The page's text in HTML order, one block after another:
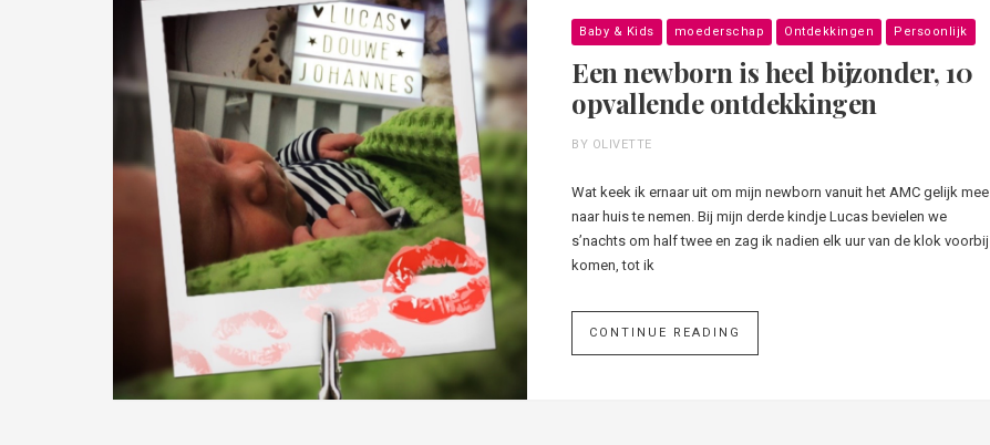
Baby & Kids moederschap Ontdekkingen Persoonlijk
Een newborn is heel bijzonder, 10
opvallende ontdekkingen
BY OLIVETTE
Wat keek ik ernaar uit om mijn newborn vanuit het AMC gelijk mee
naar huis te nemen. Bij mijn derde kindje Lucas bevielen we
s’nachts om half twee en zag ik nadien elk uur van de klok voorbij
komen, tot ik
CONTINUE READING